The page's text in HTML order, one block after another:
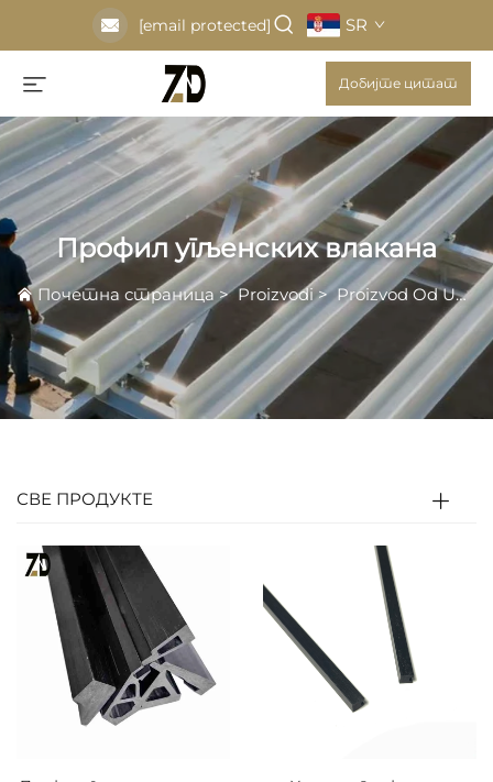
[email protected] SR
Добијте цитат
Профил угљенских влакана
Почетна страница>Proizvodi>Proizvod Od Ugljeničnog Vlakna
СВЕ ПРОДУКТЕ